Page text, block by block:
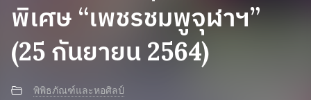
พิเศษ “เพชรชมพูจุฬาฯ”
(25 กันยายน 2564)
พิพิธภัณฑ์และหอศิลป์